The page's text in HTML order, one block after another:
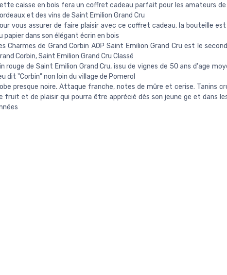
caisse en bois fera un coffret cadeau parfait pour les amateurs de
et des vins de Saint Emilion Grand Cru
vous assurer de faire plaisir avec ce coffret cadeau, la bouteille
papier dans son élégant écrin en bois
Charmes de Grand Corbin AOP Saint Emilion Grand Cru est le
Corbin, Saint Emilion Grand Cru Classé
rouge de Saint Emilion Grand Cru, issu de vignes de 50 ans d'age
dit "Corbin" non loin du village de Pomerol
presque noire. Attaque franche, notes de mûre et cerise. Tanins
fruit et de plaisir qui pourra être apprécié dès son jeune ge et dans